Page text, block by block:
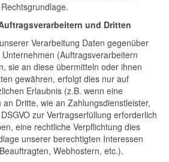
und Dritten
Verarbeitung Daten gegenüber
(Auftragsverarbeitern
sie an diese übermitteln oder ihnen
gewähren, erfolgt dies nur auf
Erlaubnis (z.B. wenn eine
Dritte, wie an Zahlungsdienstleister,
zur Vertragserfüllung erforderlich
eine rechtliche Verpflichtung dies
unserer berechtigten Interessen
Webhostern, etc.).